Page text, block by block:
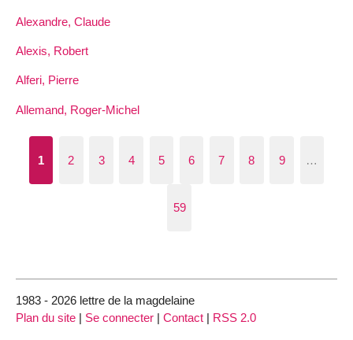
Alexandre, Claude
Alexis, Robert
Alferi, Pierre
Allemand, Roger-Michel
1 2 3 4 5 6 7 8 9 …
59
1983 - 2026 lettre de la magdelaine
Plan du site | Se connecter | Contact | RSS 2.0